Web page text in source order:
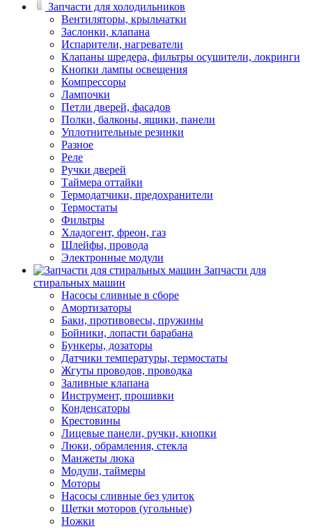
Запчасти для холодильников
Вентиляторы, крыльчатки
Заслонки, клапана
Испарители, нагреватели
Клапаны шредера, фильтры осушители, локринги
Кнопки лампы освещения
Компрессоры
Лампочки
Петли дверей, фасадов
Полки, балконы, ящики, панели
Уплотнительные резинки
Разное
Реле
Ручки дверей
Таймера оттайки
Термодатчики, предохранители
Термостаты
Фильтры
Хладогент, фреон, газ
Шлейфы, провода
Электронные модули
Запчасти для
стиральных машин
Насосы сливные в сборе
Амортизаторы
Баки, противовесы, пружины
Бойники, лопасти барабана
Бункеры, дозаторы
Датчики температуры, термостаты
Жгуты проводов, проводка
Заливные клапана
Инструмент, прошивки
Конденсаторы
Крестовины
Лицевые панели, ручки, кнопки
Люки, обрамления, стекла
Манжеты люка
Модули, таймеры
Моторы
Насосы сливные без улиток
Щетки моторов (угольные)
Ножки